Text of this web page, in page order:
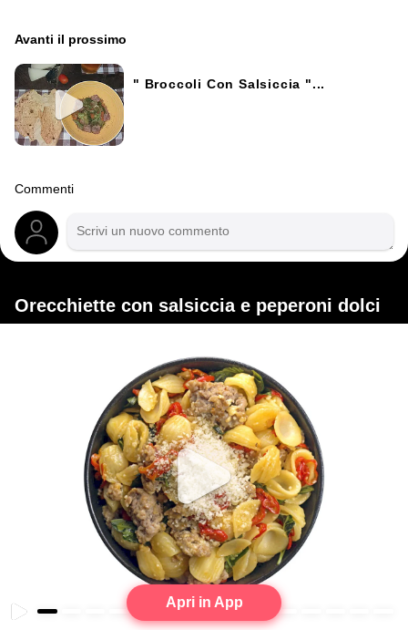
Avanti il ​​prossimo
" Broccoli Con Salsiccia "...
Commenti
Orecchiette con salsiccia e peperoni dolci
Apri in App